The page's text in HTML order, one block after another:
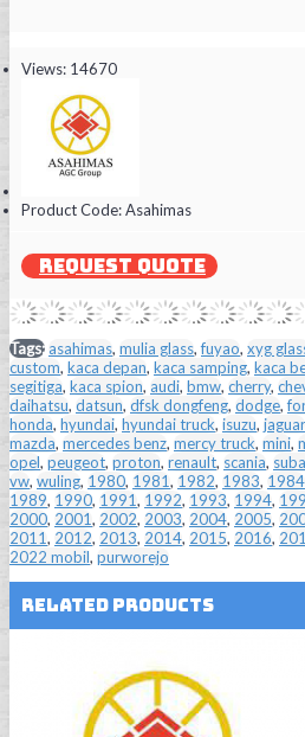
Views: 14670
Product Code:Asahimas
REQUEST QUOTE
Tags:asahimas, mulia glass,fuyao, xyg
custom, kaca depan, kaca samping, kaca
segitiga, kaca spion, audi, bmw, cherry,
daihatsu, datsun, dfsk dongfeng, dodge,
honda, hyundai, hyundai truck, isuzu, jaguar
mazda, mercedes benz, mercy truck, mini,
opel, peugeot, proton, renault, scania,
vw, wuling, 1980, 1981, 1982, 1983, 1984
1989, 1990, 1991, 1992, 1993, 1994,
2000, 2001, 2002, 2003, 2004, 2005,
2011, 2012, 2013, 2014, 2015, 2016,
2022 mobil, purworejo
Related Products